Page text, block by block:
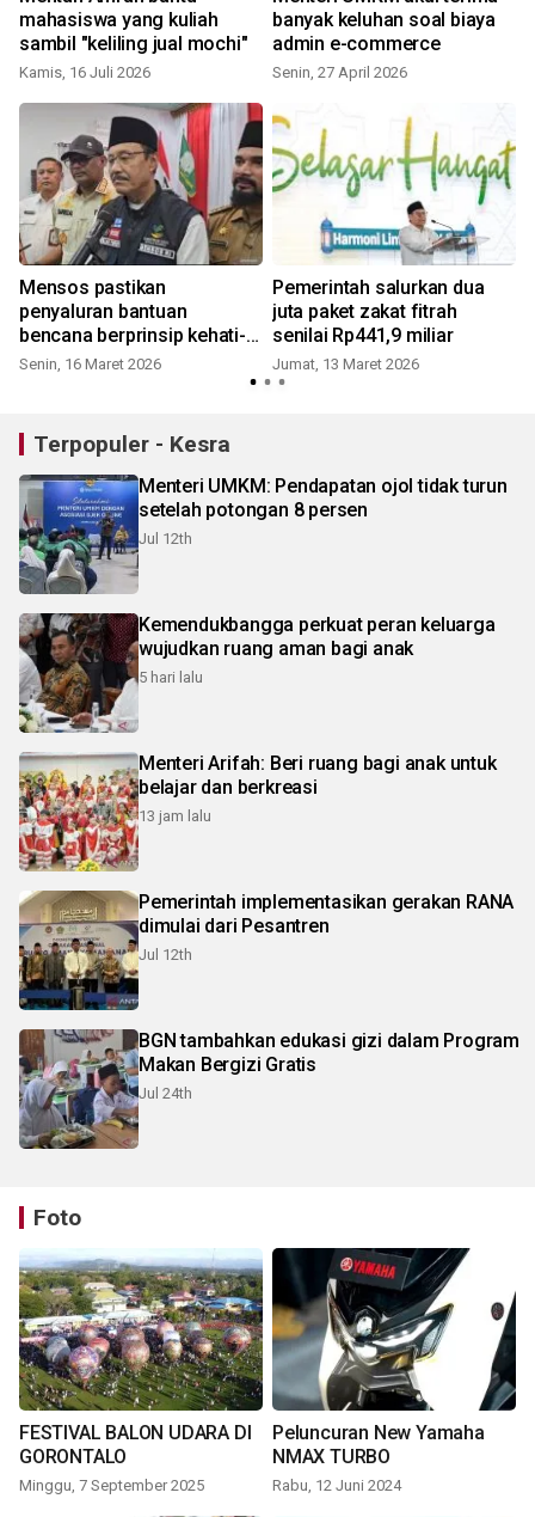
mahasiswa yang kuliah
sambil "keliling jual mochi"
Kamis, 16 Juli 2026
banyak keluhan soal biaya
admin e-commerce
Senin, 27 April 2026
Mensos pastikan
penyaluran bantuan
bencana berprinsip kehati-
hatian
Senin, 16 Maret 2026
Pemerintah salurkan dua
juta paket zakat fitrah
senilai Rp441,9 miliar
Jumat, 13 Maret 2026
Terpopuler - Kesra
Menteri UMKM: Pendapatan ojol tidak turun
setelah potongan 8 persen
Jul 12th
Kemendukbangga perkuat peran keluarga
wujudkan ruang aman bagi anak
5 hari lalu
Menteri Arifah: Beri ruang bagi anak untuk
belajar dan berkreasi
13 jam lalu
Pemerintah implementasikan gerakan RANA
dimulai dari Pesantren
Jul 12th
BGN tambahkan edukasi gizi dalam Program
Makan Bergizi Gratis
Jul 24th
Foto
FESTIVAL BALON UDARA DI
GORONTALO
Minggu, 7 September 2025
Peluncuran New Yamaha
NMAX TURBO
Rabu, 12 Juni 2024